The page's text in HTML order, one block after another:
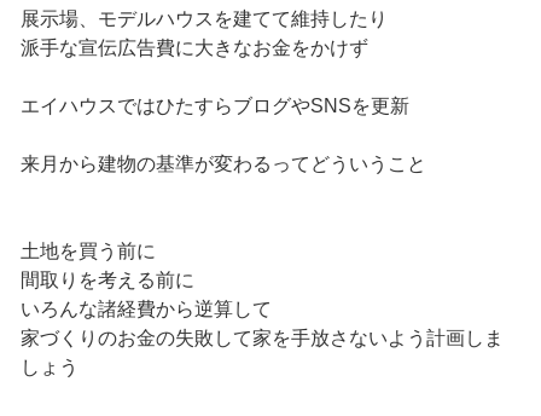
展示場、モデルハウスを建てて維持したり
派手な宣伝広告費に大きなお金をかけず
エイハウスではひたすらブログやSNSを更新
来月から建物の基準が変わるってどういうこと
土地を買う前に
間取りを考える前に
いろんな諸経費から逆算して
家づくりのお金の失敗して家を手放さないよう計画しま
しょう